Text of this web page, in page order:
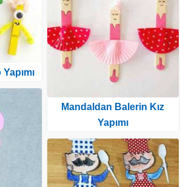
Mandaldan Balerin Kız
Yapımı